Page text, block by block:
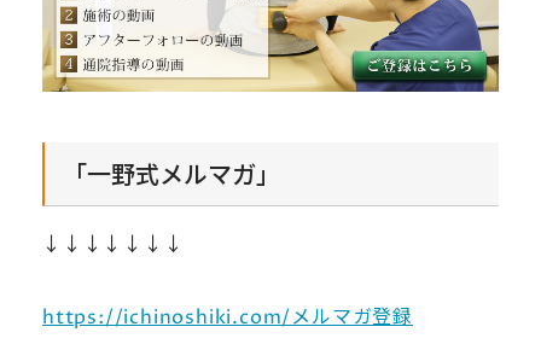
「一野式メルマガ」
↓↓↓↓↓↓↓
https://ichinoshiki.com/メルマガ登録